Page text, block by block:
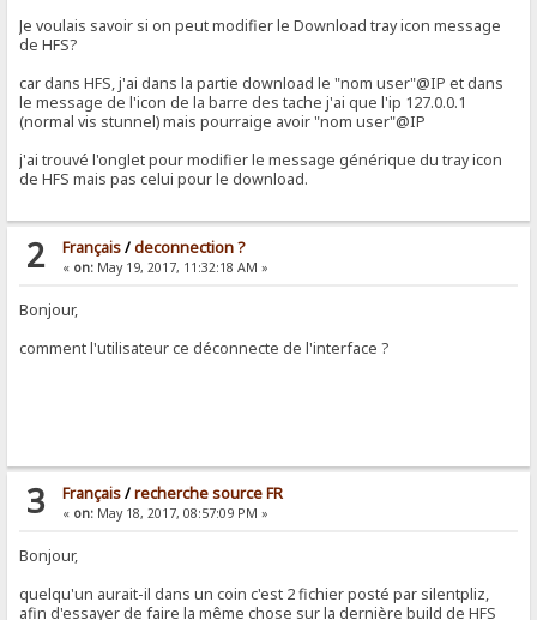
Je voulais savoir si on peut modifier le Download tray icon message
de HFS?
car dans HFS, j'ai dans la partie download le "nom user"@IP et dans
le message de l'icon de la barre des tache j'ai que l'ip 127.0.0.1
(normal vis stunnel) mais pourraige avoir "nom user"@IP
j'ai trouvé l'onglet pour modifier le message générique du tray icon
de HFS mais pas celui pour le download.
2 Français/deconnection ?
« on:May 19, 2017, 11:32:18 AM »
Bonjour,
comment l'utilisateur ce déconnecte de l'interface ?
3 Français/recherche source FR
« on:May 18, 2017, 08:57:09 PM »
Bonjour,
quelqu'un aurait-il dans un coin c'est 2 fichier posté par silentpliz,
afin d'essayer de faire la même chose sur la dernière build de HFS